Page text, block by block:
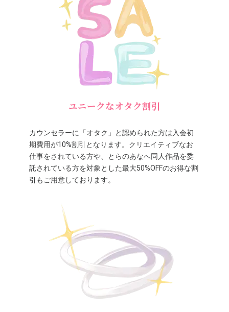
ユニークなオタク割引
カウンセラーに「オタク」と認められた方は入会初
期費用が10%割引となります。クリエイティブなお
仕事をされている方や、とらのあなへ同人作品を委
託されている方を対象とした最大50%OFFのお得な割
引もご用意しております。